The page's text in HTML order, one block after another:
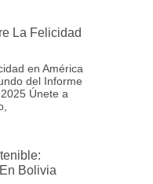
La Felicidad
en América
del Informe
Únete a
Bolivia